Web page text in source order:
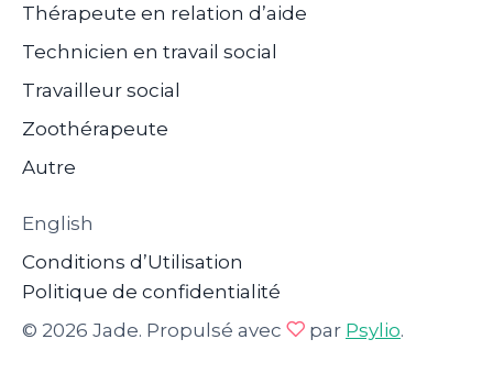
Thérapeute en relation d’aide
Technicien en travail social
Travailleur social
Zoothérapeute
Autre
English
Conditions d’Utilisation
Politique de confidentialité
© 2026 Jade. Propulsé avec
par Psylio.